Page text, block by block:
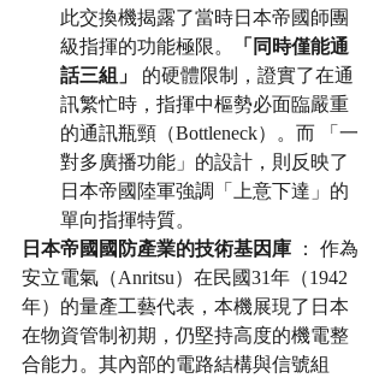
此交換機揭露了當時日本帝國師團
級指揮的功能極限。
「同時僅能通
話三組」
的硬體限制，證實了在通
訊繁忙時，指揮中樞勢必面臨嚴重
的通訊瓶頸（Bottleneck）。而 「一
對多廣播功能」的設計，則反映了
日本帝國陸軍強調「上意下達」的
單向指揮特質。
日本帝國國防產業的技術基因庫 ： 作為
安立電氣（Anritsu）在民國31年（1942
年）的量產工藝代表，本機展現了日本
在物資管制初期，仍堅持高度的機電整
合能力。其內部的電路結構與信號組